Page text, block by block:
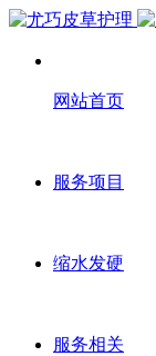
网站首页
服务项目
缩水发硬
服务相关